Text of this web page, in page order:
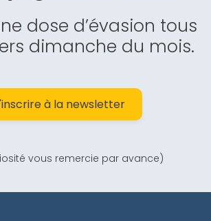
dose d’évasion tous
dimanche du mois.
à la newsletter
vous remercie par avance)